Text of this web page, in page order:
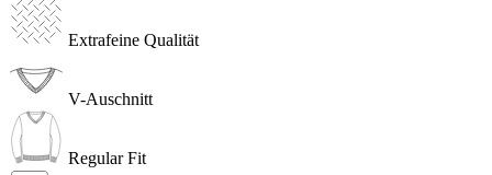
Extrafeine Qualität
V-Auschnitt
Regular Fit